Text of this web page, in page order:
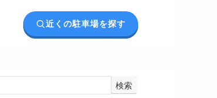
近くの駐車場を探す
検索